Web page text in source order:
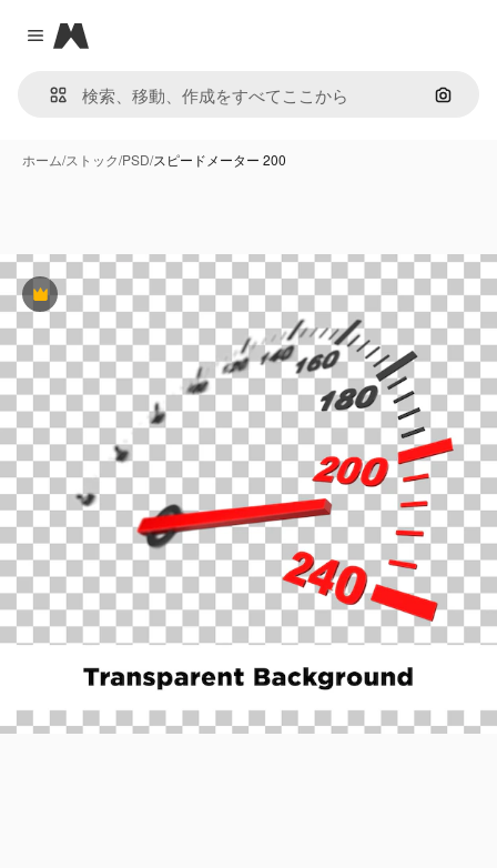
Close menu
Magnific
画像で
ホーム/ストック/PSD/スピードメーター 200
Premium